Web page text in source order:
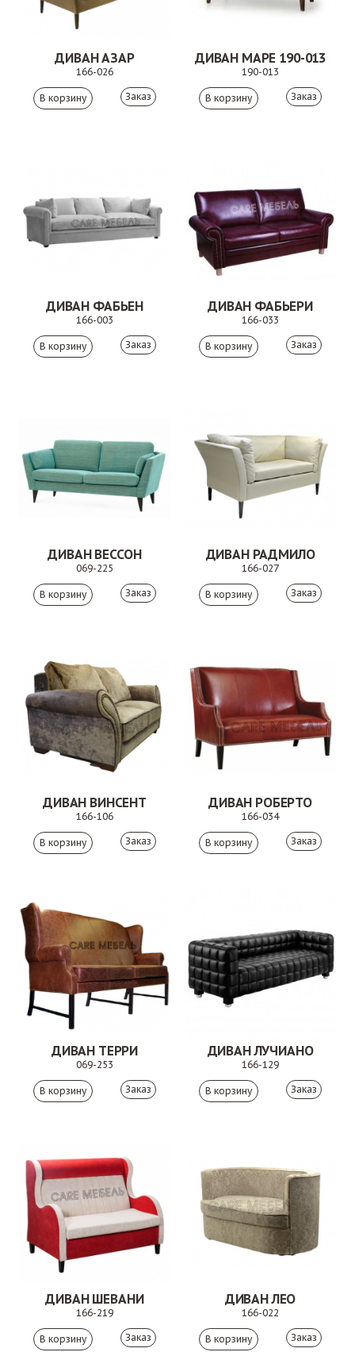
ДИВАН АЗАР
166-026
Заказ
ДИВАН МАРЕ 190-013
190-013
Заказ
ДИВАН ФАБЬЕН
166-003
Заказ
ДИВАН ФАБЬЕРИ
166-033
Заказ
ДИВАН ВЕССОН
069-225
Заказ
ДИВАН РАДМИЛО
166-027
Заказ
ДИВАН ВИНСЕНТ
166-106
Заказ
ДИВАН РОБЕРТО
166-034
Заказ
ДИВАН ТЕРРИ
069-253
Заказ
ДИВАН ЛУЧИАНО
166-129
Заказ
ДИВАН ШЕВАНИ
166-219
Заказ
ДИВАН ЛЕО
166-022
Заказ